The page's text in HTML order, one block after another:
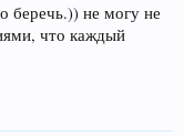
не могу не
что каждый